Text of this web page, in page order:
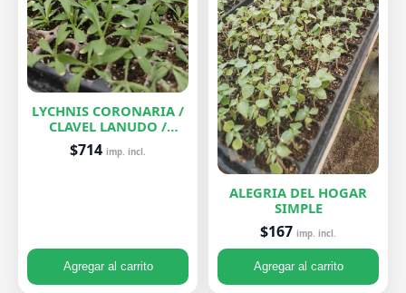
LYCHNIS CORONARIA /
CLAVEL LANUDO /
ABUELA
$714 imp. incl.
Agregar al carrito
ALEGRIA DEL HOGAR
SIMPLE
$167 imp. incl.
Agregar al carrito